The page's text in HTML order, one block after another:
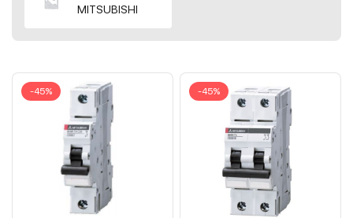
MITSUBISHI
-45% -45%